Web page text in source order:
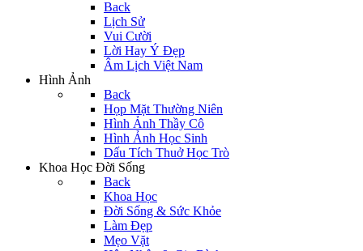
Back
Lịch Sử
Vui Cười
Lời Hay Ý Đẹp
Âm Lịch Việt Nam
Hình Ảnh
Back
Họp Mặt Thường Niên
Hình Ảnh Thầy Cô
Hình Ảnh Học Sinh
Dấu Tích Thuở Học Trò
Khoa Học Đời Sống
Back
Khoa Học
Đời Sống & Sức Khỏe
Làm Đẹp
Mẹo Vặt